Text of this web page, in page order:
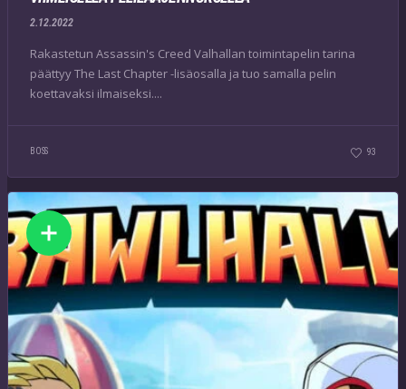
2.12.2022
Rakastetun Assassin's Creed Valhallan toimintapelin tarina
päättyy The Last Chapter -lisäosalla ja tuo samalla pelin
koettavaksi ilmaiseksi....
BOSS 93